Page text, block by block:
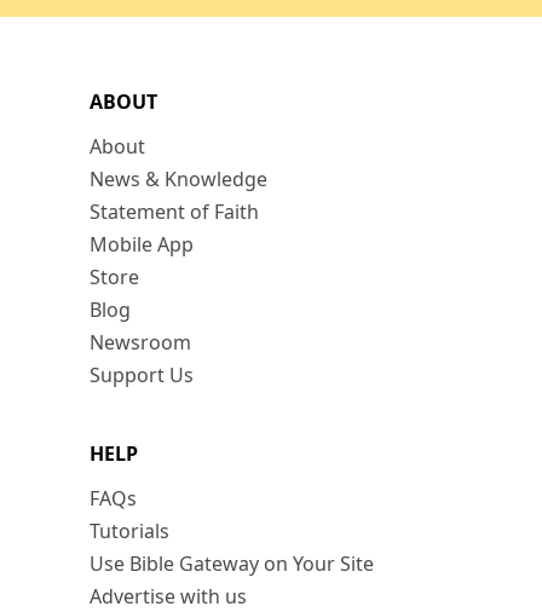
ABOUT
About
News & Knowledge
Statement of Faith
Mobile App
Store
Blog
Newsroom
Support Us
HELP
FAQs
Tutorials
Use Bible Gateway on Your Site
Advertise with us